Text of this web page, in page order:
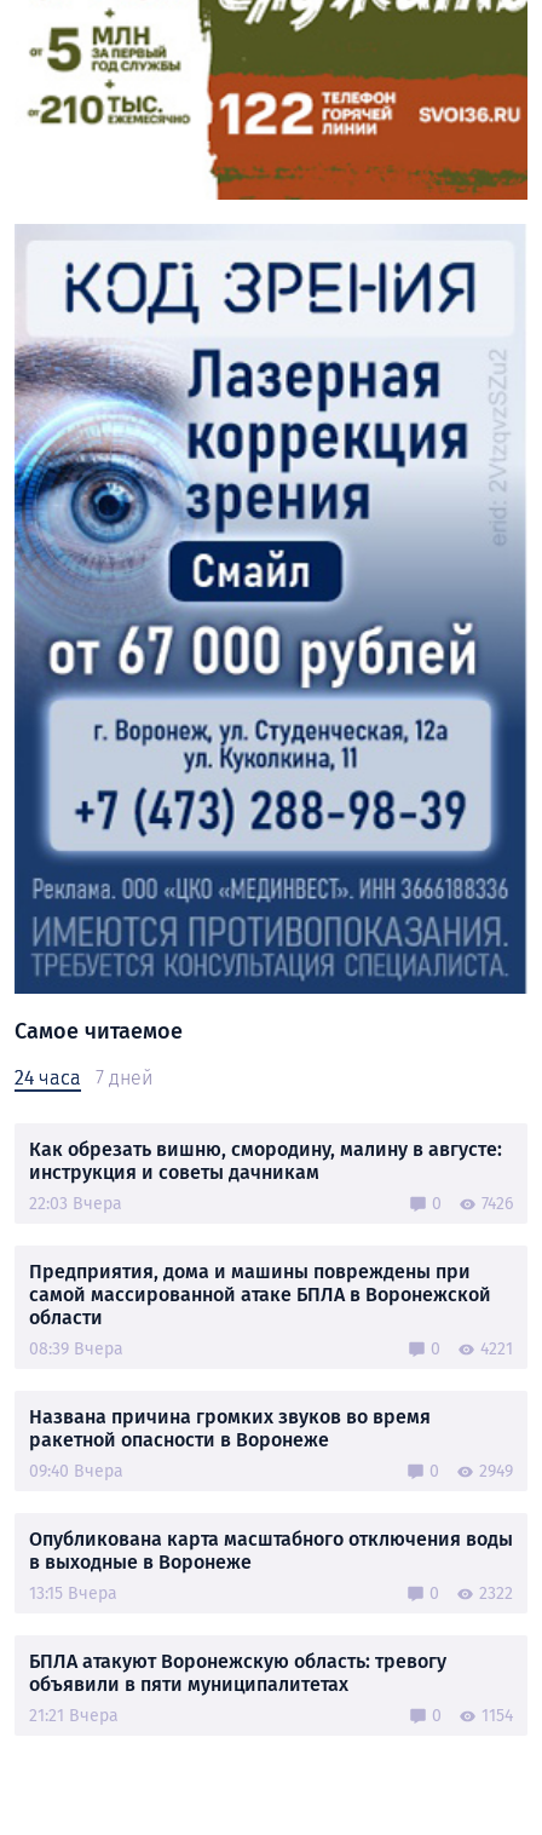
Самое читаемое
24 часа 7 дней
Как обрезать вишню, смородину, малину в августе:
инструкция и советы дачникам
22:03 Вчера 0 7426
Предприятия, дома и машины повреждены при
самой массированной атаке БПЛА в Воронежской
области
08:39 Вчера 0 4221
Названа причина громких звуков во время
ракетной опасности в Воронеже
09:40 Вчера 0 2949
Опубликована карта масштабного отключения воды
в выходные в Воронеже
13:15 Вчера 0 2322
БПЛА атакуют Воронежскую область: тревогу
объявили в пяти муниципалитетах
21:21 Вчера 0 1154